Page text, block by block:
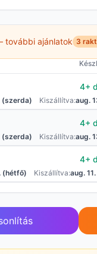
további ajánlatok 3
4+
(szerda) Kiszállítva:aug.
4+
(szerda) Kiszállítva:aug.
4+
(hétfő) Kiszállítva:aug.